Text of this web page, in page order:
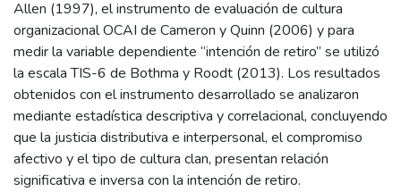
Allen (1997), el instrumento de evaluación de cultura
organizacional OCAI de Cameron y Quinn (2006) y para
medir la variable dependiente “intención de retiro” se utilizó
la escala TIS-6 de Bothma y Roodt (2013). Los resultados
obtenidos con el instrumento desarrollado se analizaron
mediante estadística descriptiva y correlacional, concluyendo
que la justicia distributiva e interpersonal, el compromiso
afectivo y el tipo de cultura clan, presentan relación
significativa e inversa con la intención de retiro.